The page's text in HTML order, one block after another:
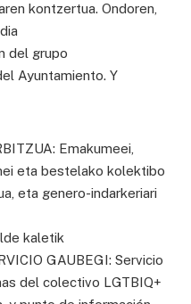
kontzertua. Ondoren,
del grupo
Ayuntamiento. Y
Emakumeei,
eta bestelako kolektibo
eta genero-indarkeriari
kaletik
GAUBEGI: Servicio
del colectivo LGTBIQ+